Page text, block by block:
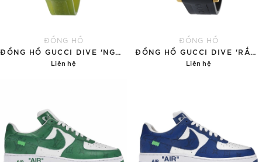
ĐỒNG HỒ
Liên hệ
ĐỒNG HỒ
Liên hệ